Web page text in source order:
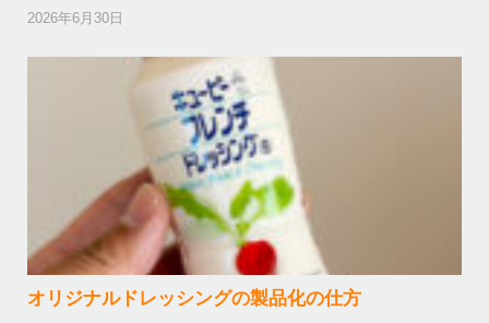
2026年6月30日
オリジナルドレッシングの製品化の仕方